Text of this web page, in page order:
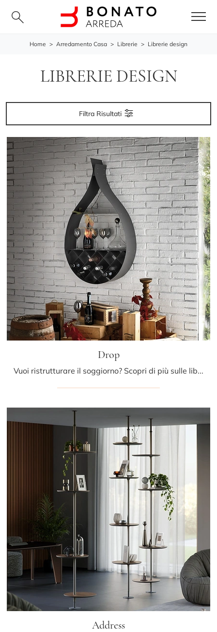
Home > Arredamento Casa > Librerie > Librerie design
LIBRERIE DESIGN
Filtra Risultati
Drop
Vuoi ristrutturare il soggiorno? Scopri di più sulle librerie design sospese e arreda i tuoi interni con il modello Drop.
Address